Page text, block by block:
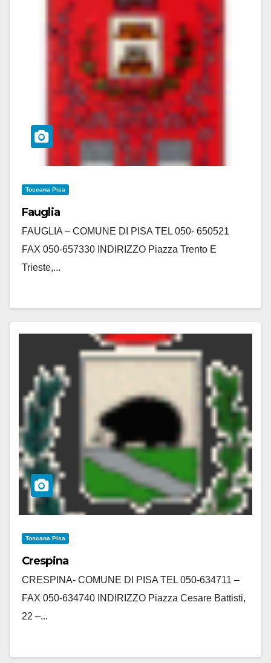
Toscana Pisa
Fauglia
FAUGLIA – COMUNE DI PISA TEL 050- 650521
FAX 050-657330 INDIRIZZO Piazza Trento E
Trieste,...
Toscana Pisa
Crespina
CRESPINA- COMUNE DI PISA TEL 050-634711 –
FAX 050-634740 INDIRIZZO Piazza Cesare Battisti,
22 –...